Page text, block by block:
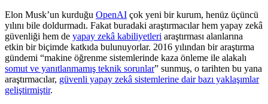
Elon Musk’un kurduğu OpenAI çok yeni bir kurum, henüz üçüncü
yılını bile doldurmadı. Fakat buradaki araştırmacılar hem yapay zekâ
güvenliği hem de yapay zekâ kabiliyetleri araştırması alanlarına
etkin bir biçimde katkıda bulunuyorlar. 2016 yılından bir araştırma
gündemi “makine öğrenme sistemlerinde kaza önleme ile alakalı
somut ve yanıtlanmamış teknik sorunlar” sunmuş, o tarihten bu yana
araştırmacılar, güvenli yapay zekâ sistemlerine dair bazı yaklaşımlar
geliştirmiştir.